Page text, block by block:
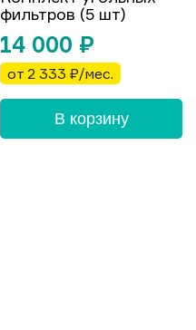
фильтров (5 шт)
14 000 ₽
от 2 333 ₽/мес.
В корзину